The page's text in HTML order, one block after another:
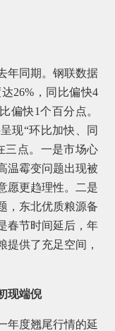
同期。钢联数据
26%，同比偏快4
偏快1个百分点。
现“环比加快、同
三点。一是市场心
温霉变问题出现被
愿更趋理性。二是
，东北优质粮源备
春节时间延后，年
提供了充足空间，
现端倪
度翘尾行情的延